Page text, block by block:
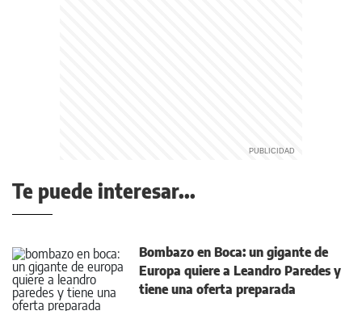
Te puede interesar...
Bombazo en Boca: un gigante de
Europa quiere a Leandro Paredes y
tiene una oferta preparada